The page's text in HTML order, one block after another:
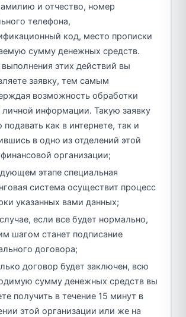
и отчество, номер
телефона,
код, место прописки
сумму денежных средств.
этих действий вы
заявку, тем самым
возможность обработки
информации. Такую заявку
как в интернете, так и
в одно из отделений этой
организации;
этапе специальная
система осуществит процесс
указанных вами данных;
если все будет нормально,
шагом станет подписание
договора;
договор будет заключен, всю
сумму денежных средств вы
получить в течение 15 минут в
этой организации или же на